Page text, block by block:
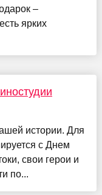
–
ярких
истории. Для
с Днем
свои герои и
по...